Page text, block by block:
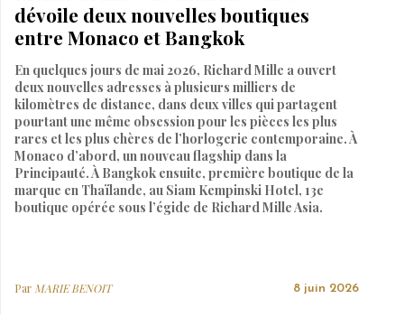
dévoile deux nouvelles boutiques
entre Monaco et Bangkok
En quelques jours de mai 2026, Richard Mille a ouvert
deux nouvelles adresses à plusieurs milliers de
kilomètres de distance, dans deux villes qui partagent
pourtant une même obsession pour les pièces les plus
rares et les plus chères de l’horlogerie contemporaine. À
Monaco d’abord, un nouveau flagship dans la
Principauté. À Bangkok ensuite, première boutique de la
marque en Thaïlande, au Siam Kempinski Hotel, 13e
boutique opérée sous l’égide de Richard Mille Asia.
Par MARIE BENOIT 8 juin 2026